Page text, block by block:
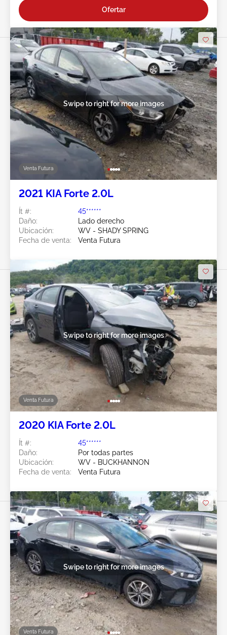
Ofertar
Venta Futura
Swipe to right for more images
2021 KIA Forte 2.0L
Ít #:
45******
Daño:
Lado derecho
Ubicación:
WV - SHADY SPRING
Fecha de venta:
Venta Futura
Venta Futura
Swipe to right for more images
2020 KIA Forte 2.0L
Ít #:
45******
Daño:
Por todas partes
Ubicación:
WV - BUCKHANNON
Fecha de venta:
Venta Futura
Venta Futura
Swipe to right for more images